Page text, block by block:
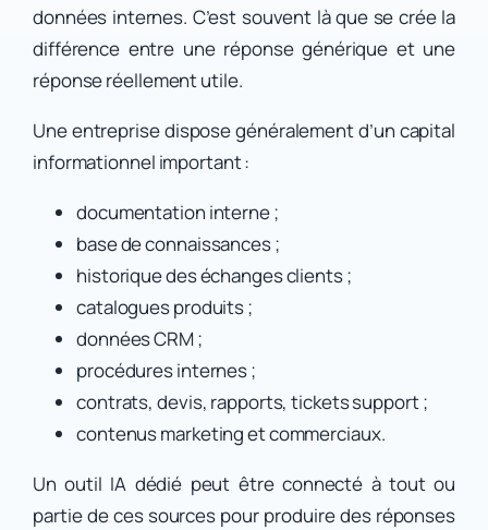
données internes. C’est souvent là que se crée la
différence entre une réponse générique et une
réponse réellement utile.
Une entreprise dispose généralement d’un capital
informationnel important :
documentation interne ;
base de connaissances ;
historique des échanges clients ;
catalogues produits ;
données CRM ;
procédures internes ;
contrats, devis, rapports, tickets support ;
contenus marketing et commerciaux.
Un outil IA dédié peut être connecté à tout ou
partie de ces sources pour produire des réponses